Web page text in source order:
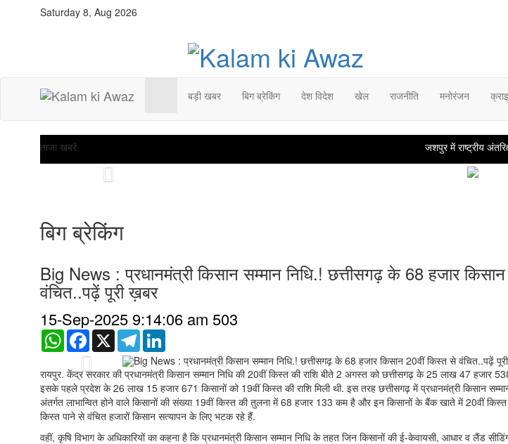
Saturday 8, Aug 2026
बड़ी खबर बिग ब्रेकिंग देश विदेश खेल राजनीति मनोरंजन
ताजा खबरें जशपुर में राष्ट्रीय अंतरिक्ष
Previous
बिग ब्रेकिंग
Big News : प्रधानमंत्री किसान सम्मान निधि.! छत्तीसगढ़ के 68 हजार
वंचित..पढ़ें पूरी ख़बर
15-Sep-2025 9:14:06 am 503
WhatsAppFacebook
X Telegram
Previous
रायपुर. केंद्र सरकार की प्रधानमंत्री किसान सम्मान निधि की 20वीं किस्त की राशि बीते 2 अगस्त को छत्तीसगढ़ के 25 लाख 47 हजार
इसके पहले प्रदेश के 26 लाख 15 हजार 671 किसानों को 19वीं किस्त की राशि मिली थी. इस तरह छत्तीसगढ़ में प्रधानमंत्री किसान
अंतर्गत लाभान्वित होने वाले किसानों की संख्या 19वीं किस्त की तुलना में 68 हजार 133 कम है और इन किसानों के बैंक खाते में 20वीं
किस्त पाने से वंचित हजारों किसान सत्यापन के लिए भटक रहे हैं.
वहीं, कृषि विभाग के अधिकारियों का कहना है कि प्रधानमंत्री किसान सम्मान निधि के तहत जिन किसानों की ई-केवायसी, आधार व लैंड सीडिंग